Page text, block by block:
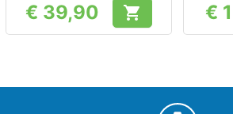
Prijs
€ 39,90  €